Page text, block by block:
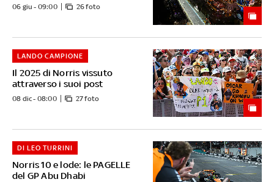
06 giu - 09:00 26 foto
Il 2025 di Norris vissuto
attraverso i suoi post
LANDO CAMPIONE
08 dic - 08:00 27 foto
Norris 10 e lode: le PAGELLE
del GP Abu Dhabi
DI LEO TURRINI